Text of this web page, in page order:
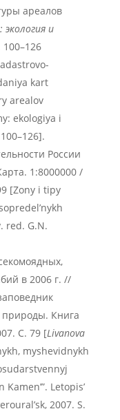
ареалов
и
kart
arealov
ekologiya i
России
1:8000000 /
[Zony i tipy
red. G.N.
в 2006 г. //
Книга
С. 79 [Livanova
myshevidnykh
Letopis’
2007. S.